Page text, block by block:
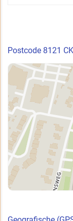
Postcode 8121